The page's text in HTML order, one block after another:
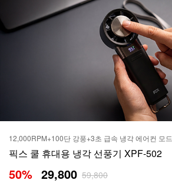
12,000RPM+100단 강풍+3초 급속 냉각 에어컨 모드
픽스 쿨 휴대용 냉각 선풍기 XPF-502
50% 29,800 59,800